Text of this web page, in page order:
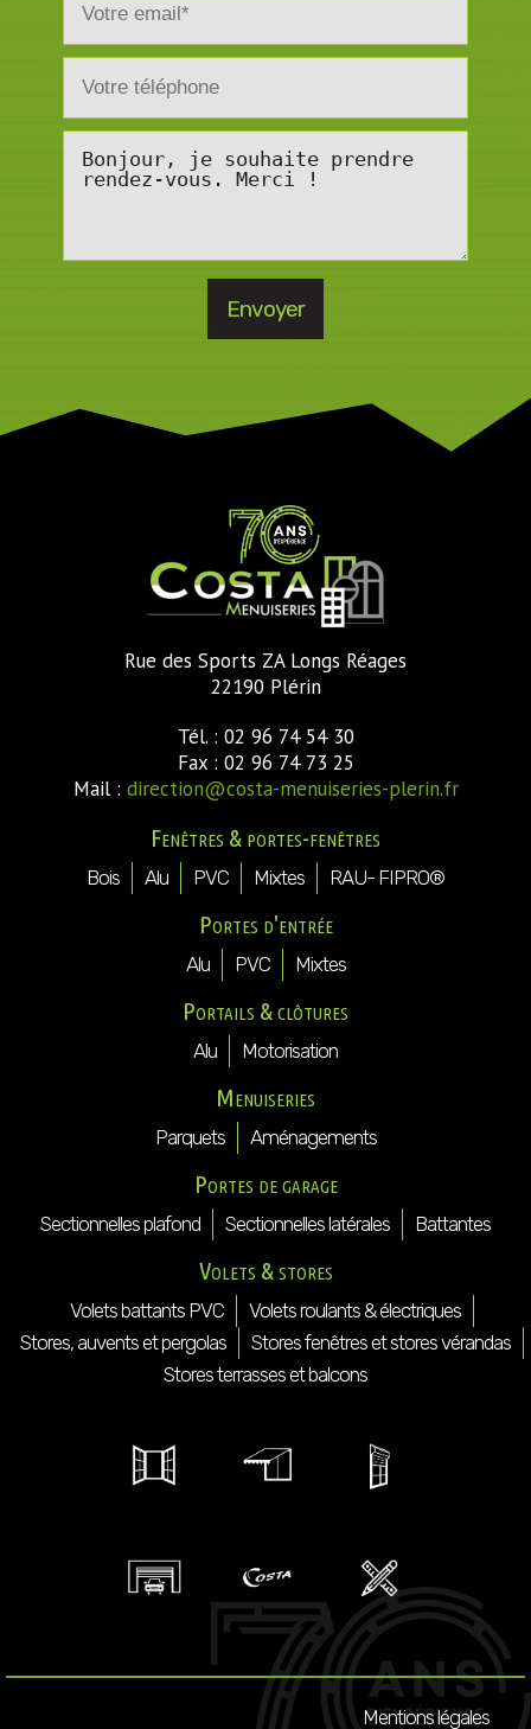
Rue des Sports ZA Longs Réages
22190 Plérin
Tél. : 02 96 74 54 30
Fax : 02 96 74 73 25
Mail : direction@costa-menuiseries-plerin.fr
Fenêtres & portes-fenêtres
Bois Alu PVC Mixtes RAU- FIPRO®
Portes d'entrée
Alu PVC Mixtes
Portails & clôtures
Alu Motorisation
Menuiseries
Parquets Aménagements
Portes de garage
Sectionnelles plafond Sectionnelles latérales Battantes
Volets & stores
Volets battants PVC
Volets roulants & électriques
Stores, auvents et pergolas
Stores fenêtres et stores vérandas
Stores terrasses et balcons
Mentions légales